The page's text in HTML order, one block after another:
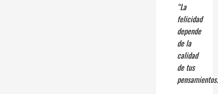
“La
felicidad
depende
de la
calidad
de tus